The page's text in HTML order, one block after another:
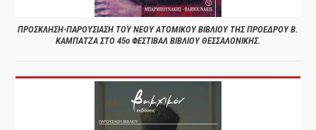
ΠΡΟΣΚΛΗΣΗ-ΠΑΡΟΥΣΙΑΣΗ ΤΟΥ ΝΕΟΥ ΑΤΟΜΙΚΟΥ ΒΙΒΛΙΟΥ ΤΗΣ ΠΡΟΕΔΡΟΥ Β.
ΚΑΜΠΑΤΖΑ ΣΤΟ 45ο ΦΕΣΤΙΒΑΛ ΒΙΒΛΙΟΥ ΘΕΣΣΑΛΟΝΙΚΗΣ.